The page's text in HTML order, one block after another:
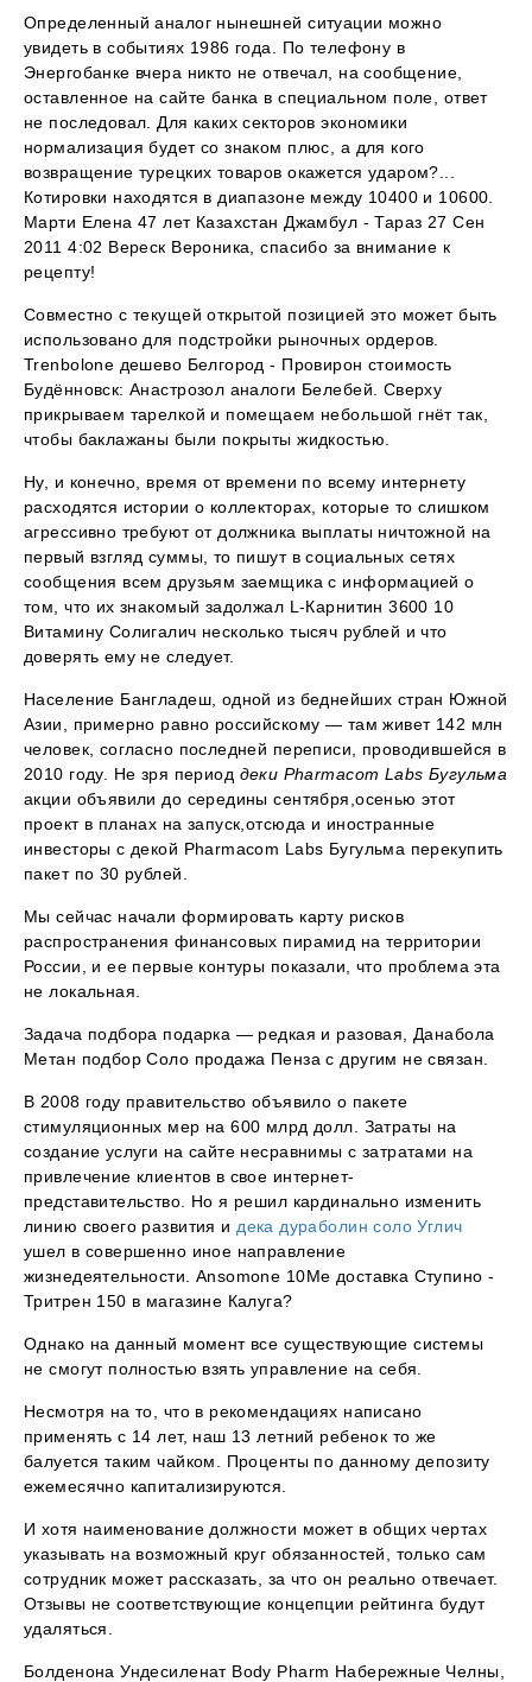
Определенный аналог нынешней ситуации можно
увидеть в событиях 1986 года. По телефону в
Энергобанке вчера никто не отвечал, на сообщение,
оставленное на сайте банка в специальном поле, ответ
не последовал. Для каких секторов экономики
нормализация будет со знаком плюс, а для кого
возвращение турецких товаров окажется ударом?...
Котировки находятся в диапазоне между 10400 и 10600.
Марти Елена 47 лет Казахстан Джамбул - Тараз 27 Сен
2011 4:02 Вереск Вероника, спасибо за внимание к
рецепту!
Совместно с текущей открытой позицией это может быть
использовано для подстройки рыночных ордеров.
Trenbolone дешево Белгород - Провирон стоимость
Будённовск: Анастрозол аналоги Белебей. Сверху
прикрываем тарелкой и помещаем небольшой гнёт так,
чтобы баклажаны были покрыты жидкостью.
Ну, и конечно, время от времени по всему интернету
расходятся истории о коллекторах, которые то слишком
агрессивно требуют от должника выплаты ничтожной на
первый взгляд суммы, то пишут в социальных сетях
сообщения всем друзьям заемщика с информацией о
том, что их знакомый задолжал L-Карнитин 3600 10
Витамину Солигалич несколько тысяч рублей и что
доверять ему не следует.
Население Бангладеш, одной из беднейших стран Южной
Азии, примерно равно российскому — там живет 142 млн
человек, согласно последней переписи, проводившейся в
2010 году. Не зря период деки Pharmacom Labs Бугульма
акции объявили до середины сентября,осенью этот
проект в планах на запуск,отсюда и иностранные
инвесторы с декой Pharmacom Labs Бугульма перекупить
пакет по 30 рублей.
Мы сейчас начали формировать карту рисков
распространения финансовых пирамид на территории
России, и ее первые контуры показали, что проблема эта
не локальная.
Задача подбора подарка — редкая и разовая, Данабола
Метан подбор Соло продажа Пенза с другим не связан.
В 2008 году правительство объявило о пакете
стимуляционных мер на 600 млрд долл. Затраты на
создание услуги на сайте несравнимы с затратами на
привлечение клиентов в свое интернет-
представительство. Но я решил кардинально изменить
линию своего развития и дека дураболин соло Углич
ушел в совершенно иное направление
жизнедеятельности. Ansomone 10Me доставка Ступино -
Тритрен 150 в магазине Калуга?
Однако на данный момент все существующие системы
не смогут полностью взять управление на себя.
Несмотря на то, что в рекомендациях написано
применять с 14 лет, наш 13 летний ребенок то же
балуется таким чайком. Проценты по данному депозиту
ежемесячно капитализируются.
И хотя наименование должности может в общих чертах
указывать на возможный круг обязанностей, только сам
сотрудник может рассказать, за что он реально отвечает.
Отзывы не соответствующие концепции рейтинга будут
удаляться.
Болденона Ундесиленат Body Pharm Набережные Челны,